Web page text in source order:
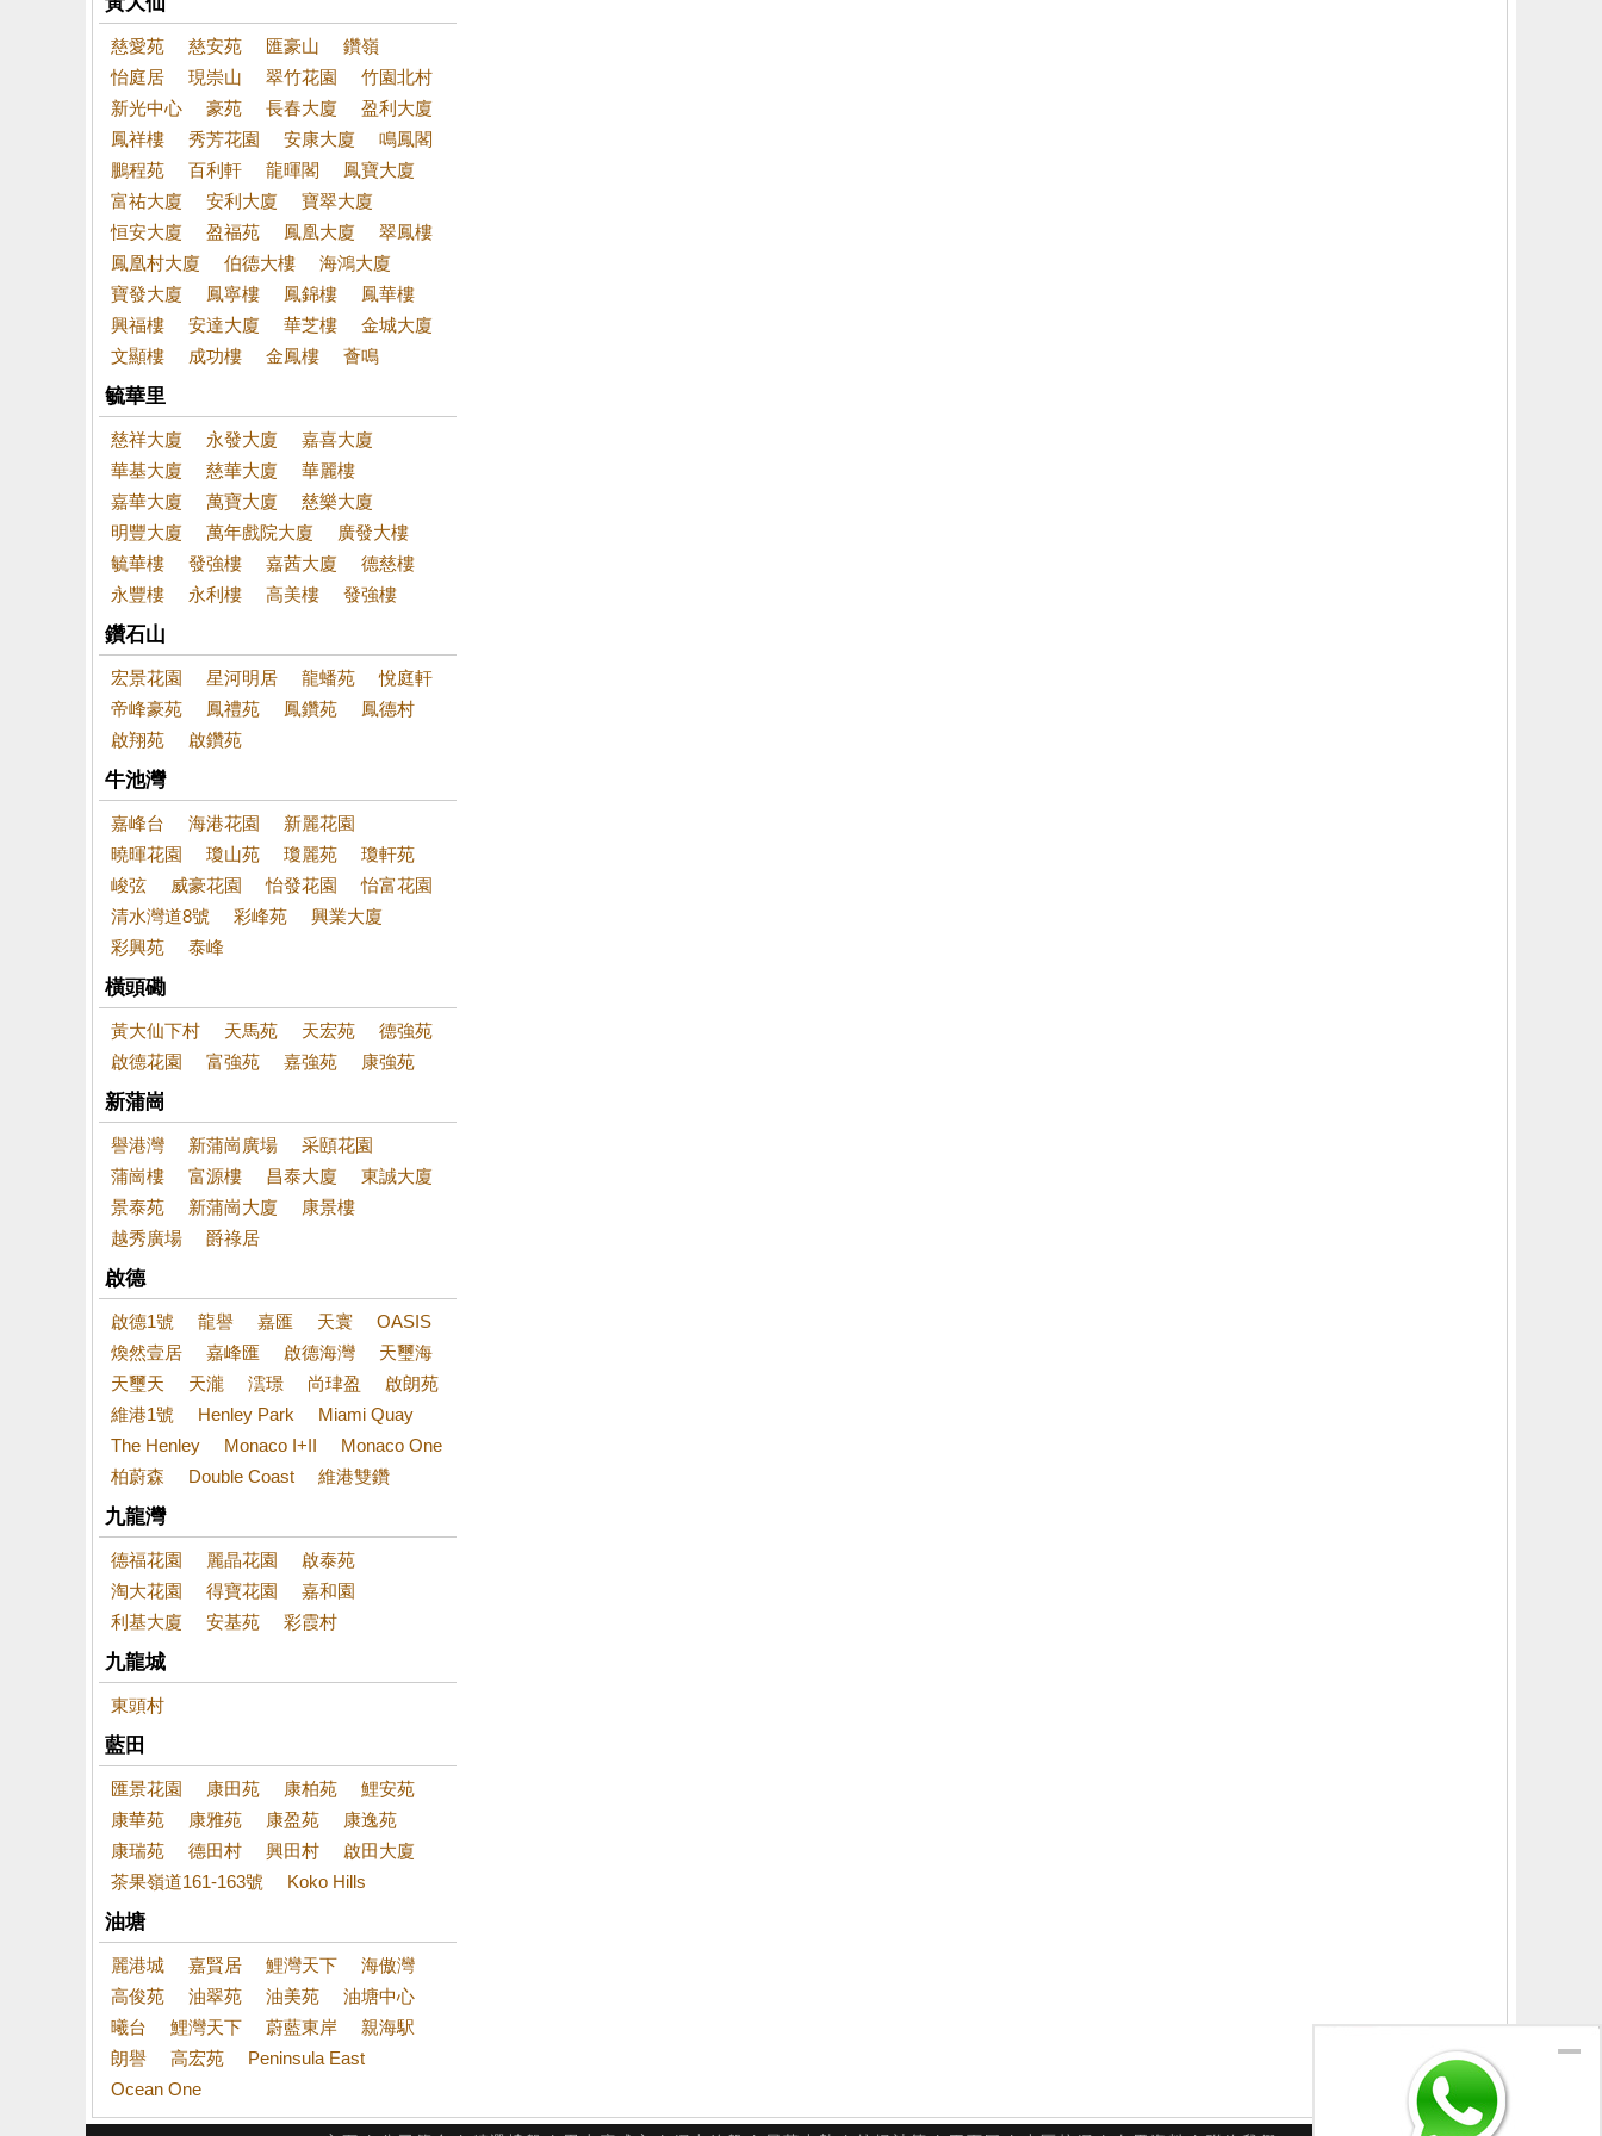
慈愛苑 慈安苑 匯豪山
鑽嶺
怡庭居
現崇山 翠竹花園
竹園北村
新光中心
豪苑 長春大廈
盈利大廈
鳳祥樓
秀芳花園 安康大廈
鳴鳳閣
鵬程苑
百利軒 龍暉閣
鳳寶大廈
富祐大廈
安利大廈
寶翠大廈
恒安大廈
盈福苑 鳳凰大廈
翠鳳樓
鳳凰村大廈
伯德大樓
海鴻大廈
寶發大廈
鳳寧樓 鳳錦樓
鳳華樓
興福樓
安達大廈 華芝樓
金城大廈
文顯樓
成功樓 金鳳樓 薈鳴
毓華里
慈祥大廈 永發大廈
嘉喜大廈
華基大廈
慈華大廈
華麗樓
嘉華大廈
萬寶大廈
慈樂大廈
明豐大廈
萬年戲院大廈
廣發大樓
毓華樓
發強樓 嘉茜大廈
德慈樓
永豐樓
永利樓 高美樓 發強樓
鑽石山
宏景花園 星河明居 龍蟠苑
悅庭軒
帝峰豪苑
鳳禮苑 鳳鑽苑
鳳德村
啟翔苑
啟鑽苑
牛池灣
嘉峰台 海港花園
新麗花園
曉暉花園
瓊山苑 瓊麗苑
瓊軒苑
峻弦
威豪花園 怡發花園
怡富花園
清水灣道8號
彩峰苑
興業大廈
彩興苑
泰峰
橫頭磡
黃大仙下村 天馬苑 天宏苑
德強苑
啟德花園
富強苑 嘉強苑 康強苑
新蒲崗
譽港灣 新蒲崗廣場
采頤花園
蒲崗樓
富源樓 昌泰大廈
東誠大廈
景泰苑
新蒲崗大廈
康景樓
越秀廣場
爵祿居
啟德
啟德1號 龍譽 嘉匯 天寰
OASIS
煥然壹居
嘉峰匯 啟德海灣
天璽海
天璽天
天瀧 澐璟 尚珒盈
啟朗苑
維港1號
Henley Park
Miami Quay
The Henley
Monaco I+II
Monaco One
柏蔚森
Double Coast 維港雙鑽
九龍灣
德福花園 麗晶花園
啟泰苑
淘大花園
得寶花園
嘉和園
利基大廈
安基苑 彩霞村
九龍城
東頭村
藍田
匯景花園 康田苑 康柏苑
鯉安苑
康華苑
康雅苑 康盈苑
康逸苑
康瑞苑
德田村 興田村
啟田大廈
茶果嶺道161-163號
Koko Hills
油塘
麗港城 嘉賢居 鯉灣天下
海傲灣
高俊苑
油翠苑 油美苑
油塘中心
曦台
鯉灣天下 蔚藍東岸
親海駅
朗譽
高宏苑
Peninsula East
Ocean One